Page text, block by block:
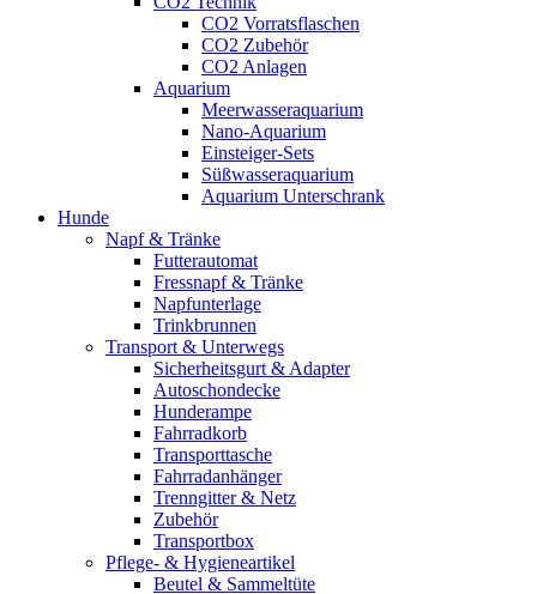
CO2 Vorratsflaschen
CO2 Zubehör
CO2 Anlagen
Aquarium
Meerwasseraquarium
Nano-Aquarium
Einsteiger-Sets
Süßwasseraquarium
Aquarium Unterschrank
Hunde
Napf & Tränke
Futterautomat
Fressnapf & Tränke
Napfunterlage
Trinkbrunnen
Transport & Unterwegs
Sicherheitsgurt & Adapter
Autoschondecke
Hunderampe
Fahrradkorb
Transporttasche
Fahrradanhänger
Trenngitter & Netz
Zubehör
Transportbox
Pflege- & Hygieneartikel
Beutel & Sammeltüte